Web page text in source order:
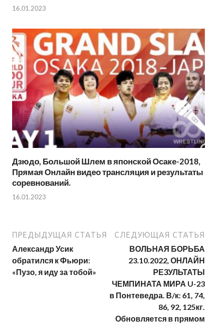
16.01.2023
Дзюдо, Большой Шлем в японской Осаке-2018,
Прямая Онлайн видео трансляция и результаты
соревнований.
16.01.2023
ПРЕДЫДУЩАЯ СТАТЬЯ
Александр Усик
обратился к Фьюри:
«Пузо, я иду за тобой»
СЛЕДУЮЩАЯ СТАТЬЯ
ВОЛЬНАЯ БОРЬБА
23.10.2022, ОНЛАЙН
РЕЗУЛЬТАТЫ
ЧЕМПИНАТА МИРА U-23
в Понтеведра. В/к: 61, 74,
86, 92, 125кг.
Обновляется в прямом